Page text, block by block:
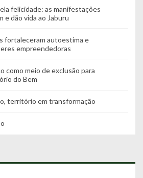
felicidade: as manifestações
e dão vida ao Jaburu
fortaleceram autoestima e
empreendedoras
como meio de exclusão para
do Bem
território em transformação